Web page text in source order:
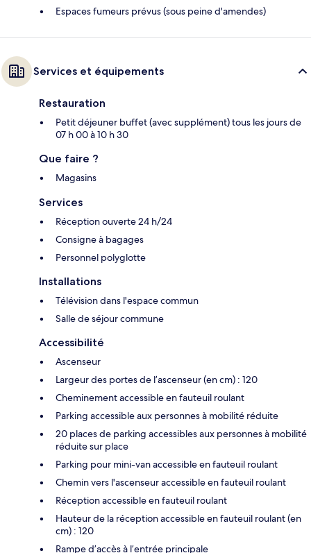
Espaces fumeurs prévus (sous peine d'amendes)
Services et équipements
Restauration
Petit déjeuner buffet (avec supplément) tous les jours de
07 h 00 à 10 h 30
Que faire ?
Magasins
Services
Réception ouverte 24 h/24
Consigne à bagages
Personnel polyglotte
Installations
Télévision dans l'espace commun
Salle de séjour commune
Accessibilité
Ascenseur
Largeur des portes de l’ascenseur (en cm) : 120
Cheminement accessible en fauteuil roulant
Parking accessible aux personnes à mobilité réduite
20 places de parking accessibles aux personnes à mobilité
réduite sur place
Parking pour mini-van accessible en fauteuil roulant
Chemin vers l'ascenseur accessible en fauteuil roulant
Réception accessible en fauteuil roulant
Hauteur de la réception accessible en fauteuil roulant (en
cm) : 120
Rampe d’accès à l’entrée principale